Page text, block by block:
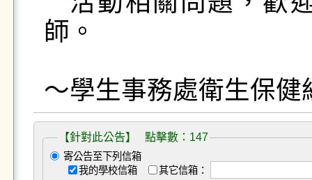
師。
【針對此公告】 點擊數：147
寄公告至下列信箱
我的學校信箱
其它信箱：